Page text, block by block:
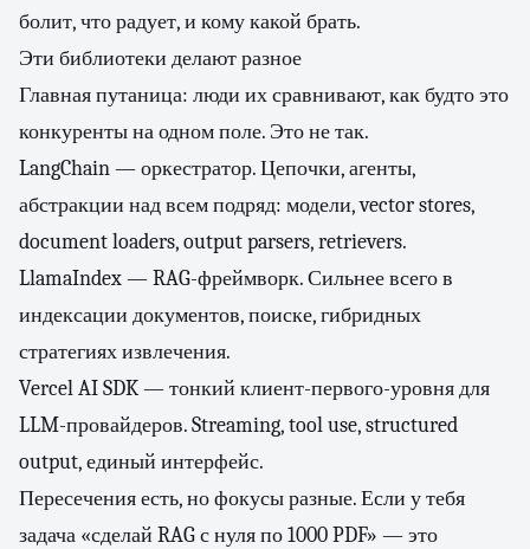
болит, что радует, и кому какой брать.
Эти библиотеки делают разное
Главная путаница: люди их сравнивают, как будто это
конкуренты на одном поле. Это не так.
LangChain — оркестратор. Цепочки, агенты,
абстракции над всем подряд: модели, vector stores,
document loaders, output parsers, retrievers.
LlamaIndex — RAG-фреймворк. Сильнее всего в
индексации документов, поиске, гибридных
стратегиях извлечения.
Vercel AI SDK — тонкий клиент-первого-уровня для
LLM-провайдеров. Streaming, tool use, structured
output, единый интерфейс.
Пересечения есть, но фокусы разные. Если у тебя
задача «сделай RAG с нуля по 1000 PDF» — это